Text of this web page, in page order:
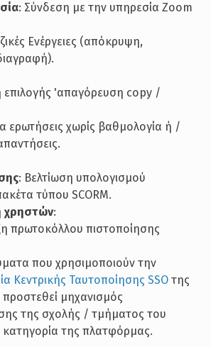
: Σύνδεση με την υπηρεσία Zoom
Ενέργειες (απόκρυψη,
'απαγόρευση copy /
ερωτήσεις χωρίς βαθμολογία ή /
: Βελτίωση υπολογισμού
τύπου SCORM.
χρηστών:
πρωτοκόλλου πιστοποίησης
που χρησιμοποιούν την
Κεντρικής Ταυτοποίησης SSO της
προστεθεί μηχανισμός
της σχολής / τμήματος του
της πλατφόρμας.